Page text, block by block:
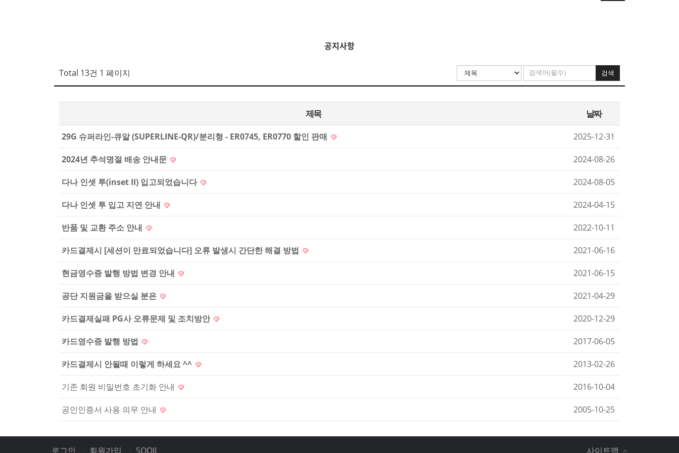
공지사항
Total 13건 1 페이지 검색
제목 날짜
29G 슈퍼라인-큐알 (SUPERLINE-QR)/분리형 - ER0745, ER0770 할인 판매 2025-12-31
2024년 추석명절 배송 안내문 2024-08-26
다나 인셋 투(inset II) 입고되었습니다 2024-08-05
다나 인셋 투 입고 지연 안내 2024-04-15
반품 및 교환 주소 안내 2022-10-11
카드결제시 [세션이 만료되었습니다] 오류 발생시 간단한 해결 방법 2021-06-16
현금영수증 발행 방법 변경 안내 2021-06-15
공단 지원금을 받으실 분은 2021-04-29
카드결제실패 PG사 오류문제 및 조치방안 2020-12-29
카드영수증 발행 방법 2017-06-05
카드결제시 안될때 이렇게 하세요 ^^ 2013-02-26
기존 회원 비밀번호 초기화 안내 2016-10-04
공인인증서 사용 의무 안내 2005-10-25
로그인 회원가입 SOOIL 사이트맵